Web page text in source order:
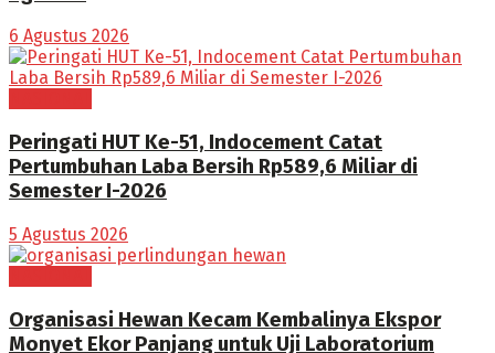
6 Agustus 2026
Peringati HUT Ke-51, Indocement Catat
Pertumbuhan Laba Bersih Rp589,6 Miliar di
Semester I-2026
5 Agustus 2026
Organisasi Hewan Kecam Kembalinya Ekspor
Monyet Ekor Panjang untuk Uji Laboratorium